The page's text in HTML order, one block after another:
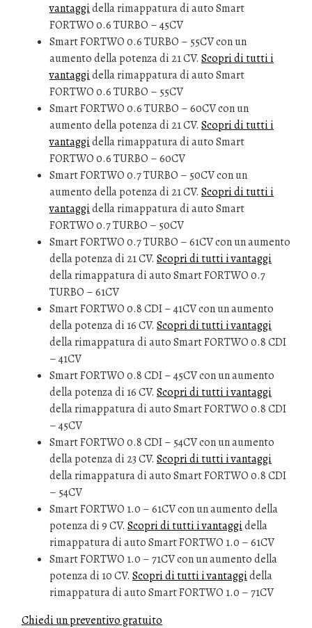
vantaggidella rimappatura di auto Smart
FORTWO 0.6 TURBO – 45CV
Smart FORTWO 0.6 TURBO – 55CV con un
aumento della potenza di 21 CV. Scopri di tutti i
vantaggidella rimappatura di auto Smart
FORTWO 0.6 TURBO – 55CV
Smart FORTWO 0.6 TURBO – 60CV con un
aumento della potenza di 21 CV. Scopri di tutti i
vantaggidella rimappatura di auto Smart
FORTWO 0.6 TURBO – 60CV
Smart FORTWO 0.7 TURBO – 50CV con un
aumento della potenza di 21 CV. Scopri di tutti i
vantaggidella rimappatura di auto Smart
FORTWO 0.7 TURBO – 50CV
Smart FORTWO 0.7 TURBO – 61CV con un aumento
della potenza di 21 CV. Scopri di tutti i vantaggi
della rimappatura di auto Smart FORTWO 0.7
TURBO – 61CV
Smart FORTWO 0.8 CDI – 41CV con un aumento
della potenza di 16 CV. Scopri di tutti i vantaggi
della rimappatura di auto Smart FORTWO 0.8 CDI
– 41CV
Smart FORTWO 0.8 CDI – 45CV con un aumento
della potenza di 16 CV. Scopri di tutti i vantaggi
della rimappatura di auto Smart FORTWO 0.8 CDI
– 45CV
Smart FORTWO 0.8 CDI – 54CV con un aumento
della potenza di 23 CV. Scopri di tutti i vantaggi
della rimappatura di auto Smart FORTWO 0.8 CDI
– 54CV
Smart FORTWO 1.0 – 61CV con un aumento della
potenza di 9 CV. Scopri di tutti i vantaggidella
rimappatura di auto Smart FORTWO 1.0 – 61CV
Smart FORTWO 1.0 – 71CV con un aumento della
potenza di 10 CV. Scopri di tutti i vantaggidella
rimappatura di auto Smart FORTWO 1.0 – 71CV
Chiedi un preventivo gratuito